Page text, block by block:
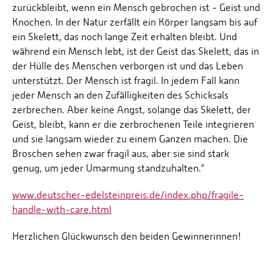
zurückbleibt, wenn ein Mensch gebrochen ist - Geist und
Knochen. In der Natur zerfällt ein Körper langsam bis auf
ein Skelett, das noch lange Zeit erhalten bleibt. Und
während ein Mensch lebt, ist der Geist das Skelett, das in
der Hülle des Menschen verborgen ist und das Leben
unterstützt. Der Mensch ist fragil. In jedem Fall kann
jeder Mensch an den Zufälligkeiten des Schicksals
zerbrechen. Aber keine Angst, solange das Skelett, der
Geist, bleibt, kann er die zerbrochenen Teile integrieren
und sie langsam wieder zu einem Ganzen machen. Die
Broschen sehen zwar fragil aus, aber sie sind stark
genug, um jeder Umarmung standzuhalten."
www.deutscher-edelsteinpreis.de/index.php/fragile-
handle-with-care.html
Herzlichen Glückwunsch den beiden Gewinnerinnen!